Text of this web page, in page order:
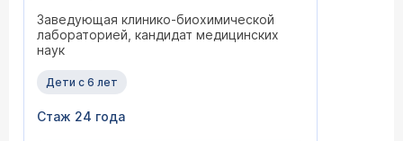
Заведующая клинико-биохимической
лабораторией, кандидат медицинских
наук
Дети с 6 лет
Стаж 24 года